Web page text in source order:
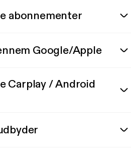
abonnementer
Google/Apple
Carplay / Android